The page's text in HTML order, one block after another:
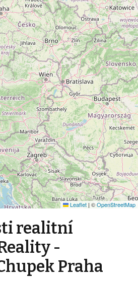
Leaflet | ©OpenStreetMap
realitní
-
Praha